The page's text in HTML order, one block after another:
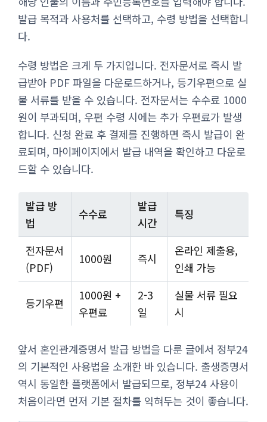
발급 목적과 사용처를 선택하고, 수령 방법을 선택합니
다.
수령 방법은 크게 두 가지입니다. 전자문서로 즉시 발
급받아 PDF 파일을 다운로드하거나, 등기우편으로 실
물 서류를 받을 수 있습니다. 전자문서는 수수료 1000
원이 부과되며, 우편 수령 시에는 추가 우편료가 발생
합니다. 신청 완료 후 결제를 진행하면 즉시 발급이 완
료되며, 마이페이지에서 발급 내역을 확인하고 다운로
드할 수 있습니다.
발급 방
법
수수료
발급
시간
특징
전자문서
(PDF)
1000원 즉시
온라인 제출용,
인쇄 가능
등기우편
1000원 +
우편료
2-3
일
실물 서류 필요
시
앞서 혼인관계증명서 발급 방법을 다룬 글에서 정부24
의 기본적인 사용법을 소개한 바 있습니다. 출생증명서
역시 동일한 플랫폼에서 발급되므로, 정부24 사용이
처음이라면 먼저 기본 절차를 익혀두는 것이 좋습니다.